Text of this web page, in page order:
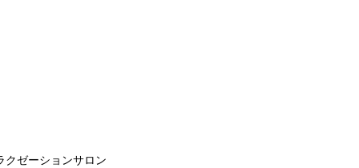
クゼーションサロン